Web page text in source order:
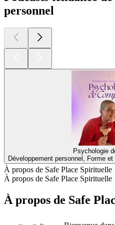
personnel
Psychologie
Développement personnel, Forme
À propos de Safe Place Spirituelle
À propos de Safe Place Spirituelle
À propos de Safe